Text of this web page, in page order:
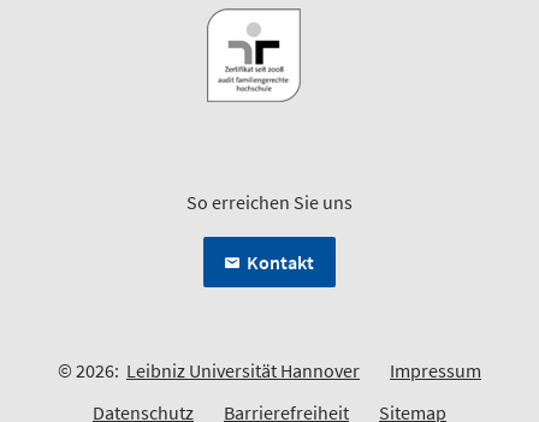
So erreichen Sie uns
Kontakt
© 2026: Leibniz Universität Hannover
Impressum
Datenschutz
Barrierefreiheit Sitemap